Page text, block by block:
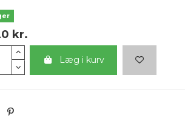
kr.
Læg i kurv